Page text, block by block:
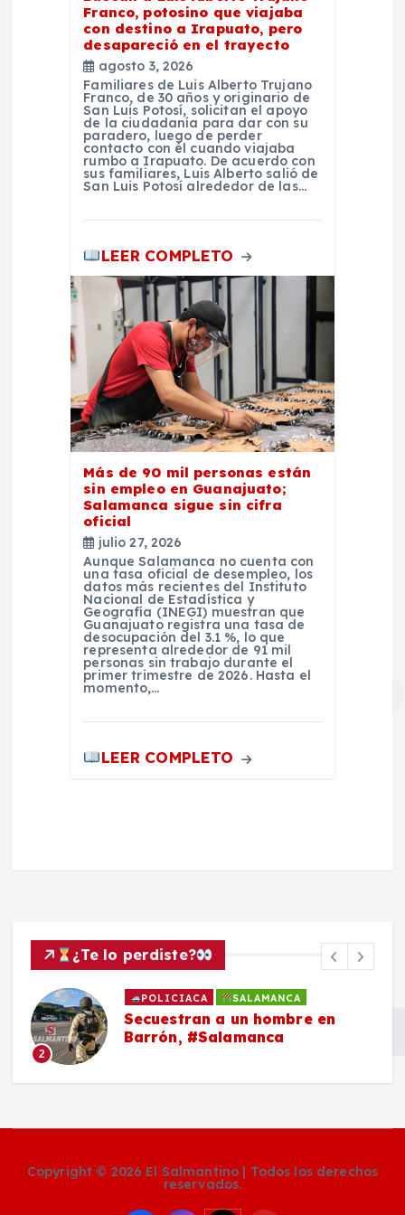
Franco, potosino que viajaba
con destino a Irapuato, pero
desapareció en el trayecto
agosto 3, 2026
Familiares de Luis Alberto Trujano
Franco, de 30 años y originario de
San Luis Potosí, solicitan el apoyo
de la ciudadanía para dar con su
paradero, luego de perder
contacto con él cuando viajaba
rumbo a Irapuato. De acuerdo con
sus familiares, Luis Alberto salió de
San Luis Potosí alrededor de las…
LEER COMPLETO
Más de 90 mil personas están
sin empleo en Guanajuato;
Salamanca sigue sin cifra
oficial
julio 27, 2026
Aunque Salamanca no cuenta con
una tasa oficial de desempleo, los
datos más recientes del Instituto
Nacional de Estadística y
Geografía (INEGI) muestran que
Guanajuato registra una tasa de
desocupación del 3.1 %, lo que
representa alrededor de 91 mil
personas sin trabajo durante el
primer trimestre de 2026. Hasta el
momento,…
LEER COMPLETO
¿Te lo perdiste?
2
POLICIACA SALAMANCA
Secuestran a un hombre en
Barrón, #Salamanca
Copyright © 2026 El Salmantino | Todos los derechos
reservados.